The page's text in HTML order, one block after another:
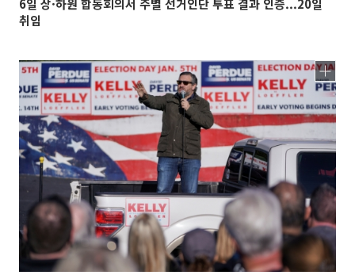
6일 상·하원 합동회의서 주별 선거인단 투표 결과 인증...20일
취임